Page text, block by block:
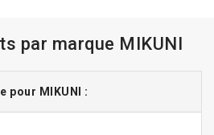
par marque MIKUNI
pour MIKUNI :